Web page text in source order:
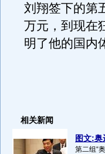
刘翔签下的第
万元，到现在
明了他的国内
相关新闻
图文:
第二组“